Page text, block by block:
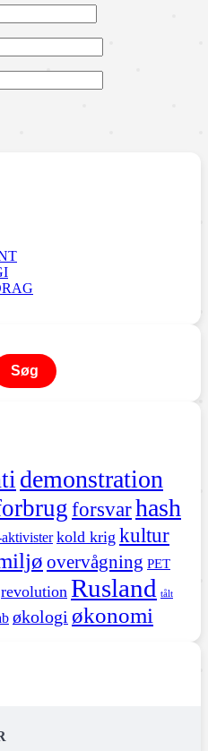
Søg
demonstration
forsvarhash
kold krig kultur
overvågning PET
revolution Rusland tålt
økologi økonomi